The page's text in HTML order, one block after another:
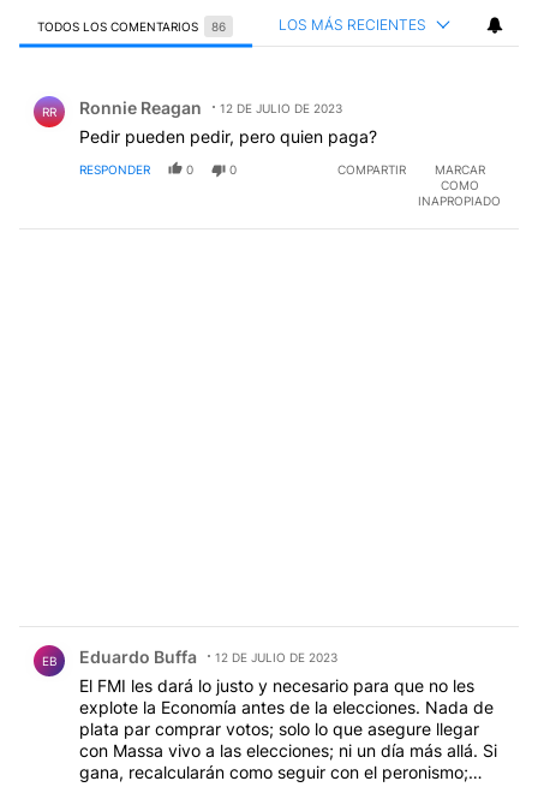
TODOS LOS COMENTARIOS 86 LOS MÁS RECIENTES
RR Ronnie Reagan 12 DE JULIO DE 2023
Pedir pueden pedir, pero quien paga?
RESPONDER 0 0 COMPARTIR
MARCAR
COMO
INAPROPIADO
EB Eduardo Buffa 12 DE JULIO DE 2023
El FMI les dará lo justo y necesario para que no les
explote la Economía antes de la elecciones. Nada de
plata par comprar votos; solo lo que asegure llegar
con Massa vivo a las elecciones; ni un día más allá. Si
gana, recalcularán como seguir con el peronismo;